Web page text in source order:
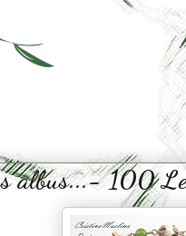
albus...- 100